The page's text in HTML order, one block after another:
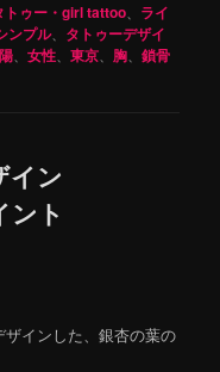
トゥー・girl tattoo
ライ
ンプル、 タトゥーデザイ
、女性 、東京 胸 、鎖骨
イン
ント
インした、銀杏の葉の